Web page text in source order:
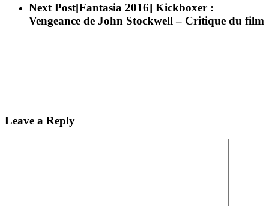
Next Post[Fantasia 2016] Kickboxer :
Vengeance de John Stockwell – Critique du film
Leave a Reply